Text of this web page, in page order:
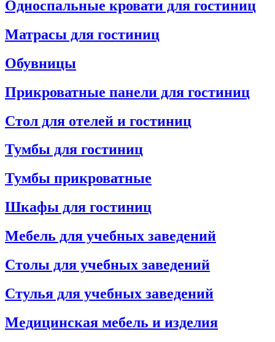
Односпальные кровати для гостиниц
Матрасы для гостиниц
Обувницы
Прикроватные панели для гостиниц
Стол для отелей и гостиниц
Тумбы для гостиниц
Тумбы прикроватные
Шкафы для гостиниц
Мебель для учебных заведений
Столы для учебных заведений
Стулья для учебных заведений
Медицинская мебель и изделия